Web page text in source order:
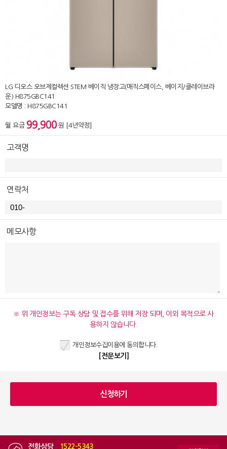
LG 디오스 오브제컬렉션 STEM 베이직 냉장고(매직스페이스, 베이지/클레이브라
운) H875GBC141
모델명 : H875GBC141
월 요금 99,900 원 [4년약정]
고객명
연락처
메모사항
※ 위 개인정보는 구독 상담 및 접수를 위해 저장 되며, 이외 목적으로 사
용하지 않습니다.
개인정보수집이용에 동의합니다.
[전문보기]
전화상담 1522-5343